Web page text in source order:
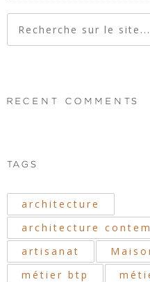
RECENT COMMENTS
TAGS
architecture
architecture
artisanat
métier btp